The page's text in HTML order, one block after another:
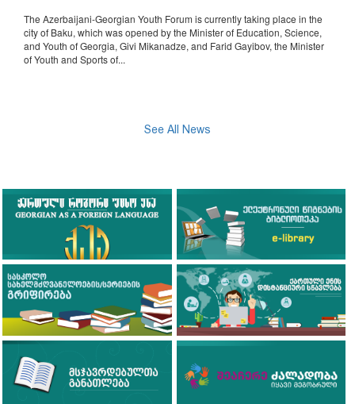
The Azerbaijani-Georgian Youth Forum is currently taking place in the
city of Baku, which was opened by the Minister of Education, Science,
and Youth of Georgia, Givi Mikanadze, and Farid Gayibov, the Minister
of Youth and Sports of...
See All News